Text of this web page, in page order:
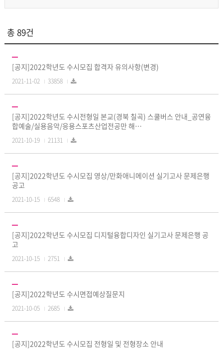
총 89건
[공지]2022학년도 수시모집 합격자 유의사항(변경)
2021-11-02 33858
[공지]2022학년도 수시전형일 본교(경북 칠곡) 스쿨버스 안내_공연융
합예술/실용음악/응용스포츠산업전공만 해…
2021-10-19 21131
[공지]2022학년도 수시모집 영상/만화애니메이션 실기고사 문제은행
공고
2021-10-15 6548
[공지]2022학년도 수시모집 디지털융합디자인 실기고사 문제은행 공
고
2021-10-15 2751
[공지]2022학년도 수시면접예상질문지
2021-10-05 2685
[공지]2022학년도 수시모집 전형일 및 전형장소 안내